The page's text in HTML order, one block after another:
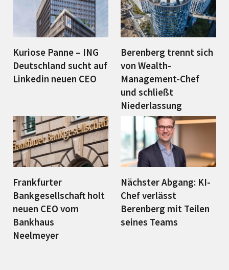
Kuriose Panne – ING
Deutschland sucht auf
Linkedin neuen CEO
Berenberg trennt sich
von Wealth-
Management-Chef
und schließt
Niederlassung
Frankfurter
Bankgesellschaft holt
neuen CEO vom
Bankhaus
Neelmeyer
Nächster Abgang: KI-
Chef verlässt
Berenberg mit Teilen
seines Teams